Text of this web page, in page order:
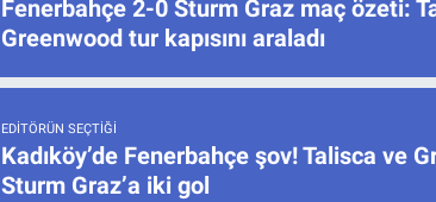
Fenerbahçe 2-0 Sturm Graz maç özeti:
Greenwood tur kapısını araladı
EDITÖRÜN SEÇTIĞI
Kadıköy’de Fenerbahçe şov! Talisca ve
Sturm Graz’a iki gol